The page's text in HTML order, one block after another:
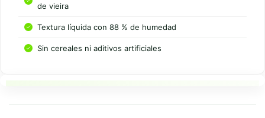
de vieira
Textura líquida con 88 % de humedad
Sin cereales ni aditivos artificiales